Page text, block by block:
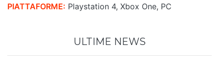
PIATTAFORME: Playstation 4, Xbox One, PC
ULTIME NEWS